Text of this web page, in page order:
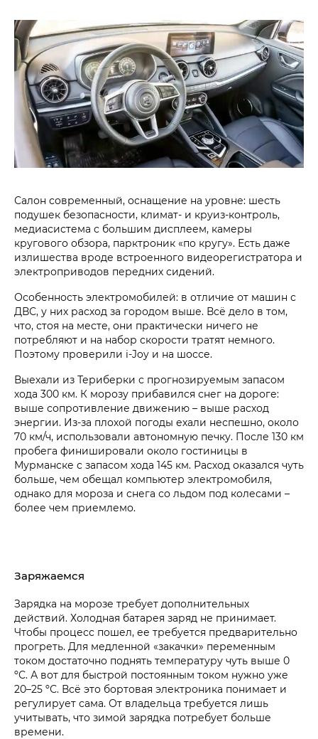
Салон современный, оснащение на уровне: шесть
подушек безопасности, климат- и круиз-контроль,
медиасистема с большим дисплеем, камеры
кругового обзора, парктроник «по кругу». Есть даже
излишества вроде встроенного видеорегистратора и
электроприводов передних сидений.
Особенность электромобилей: в отличие от машин с
ДВС, у них расход за городом выше. Всё дело в том,
что, стоя на месте, они практически ничего не
потребляют и на набор скорости тратят немного.
Поэтому проверили i‑Joy и на шоссе.
Выехали из Териберки с прогнозируемым запасом
хода 300 км. К морозу прибавился снег на дороге:
выше сопротивление движению – выше расход
энергии. Из-за плохой погоды ехали неспешно, около
70 км/ч, использовали автономную печку. После 130 км
пробега финишировали около гостиницы в
Мурманске с запасом хода 145 км. Расход оказался чуть
больше, чем обещал компьютер электромобиля,
однако для мороза и снега со льдом под колесами –
более чем приемлемо.
Заряжаемся
Зарядка на морозе требует дополнительных
действий. Холодная батарея заряд не принимает.
Чтобы процесс пошел, ее требуется предварительно
прогреть. Для медленной «закачки» переменным
током достаточно поднять температуру чуть выше 0
ºС. А вот для быстрой постоянным током нужно уже
20–25 ºС. Всё это бортовая электроника понимает и
регулирует сама. От владельца требуется лишь
учитывать, что зимой зарядка потребует больше
времени.